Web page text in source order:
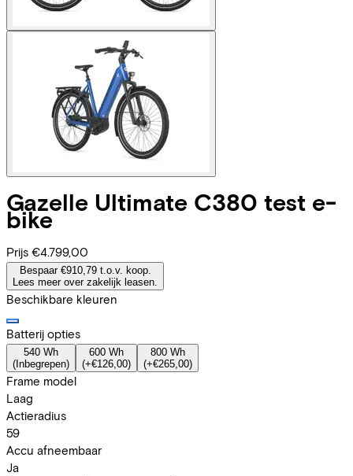
Gazelle Ultimate C380 test e-
bike
Prijs €4.799,00
Bespaar €910,79 t.o.v. koop.
Lees meer over zakelijk leasen.
Beschikbare kleuren
Batterij opties
540 Wh
( Inbegrepen)
600 Wh
(+€126,00)
800 Wh
(+€265,00)
Frame model
Laag
Actieradius
59
Accu afneembaar
Ja